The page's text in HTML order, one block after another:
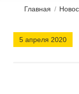
Главная /
5 апреля 2020